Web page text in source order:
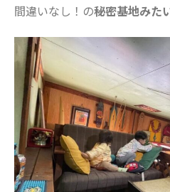
間違いなし！の秘密基地みた